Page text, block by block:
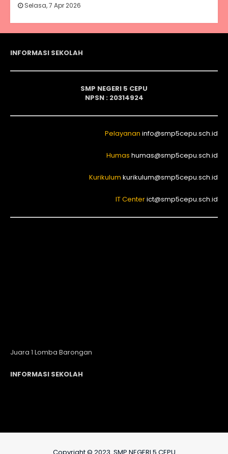
Selasa, 7 Apr 2026
INFORMASI SEKOLAH
SMP NEGERI 5 CEPU
NPSN : 20314924
Pelayanan info@smp5cepu.sch.id
Humas humas@smp5cepu.sch.id
Kurikulum kurikulum@smp5cepu.sch.id
IT Centerict@smp5cepu.sch.id
Juara 1 Lomba Barongan
INFORMASI SEKOLAH
Copyright © 2023. SMP NEGERI 5 CEPU